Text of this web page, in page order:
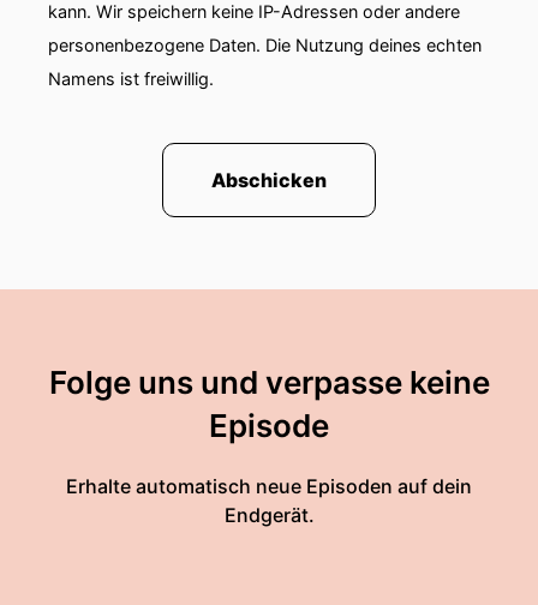
kann. Wir speichern keine IP-Adressen oder andere
personenbezogene Daten. Die Nutzung deines echten
Namens ist freiwillig.
Abschicken
Folge uns und verpasse keine
Episode
Erhalte automatisch neue Episoden auf dein
Endgerät.